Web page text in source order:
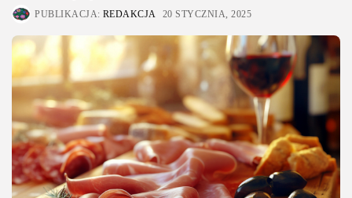
PUBLIKACJA: REDAKCJA 20 STYCZNIA, 2025